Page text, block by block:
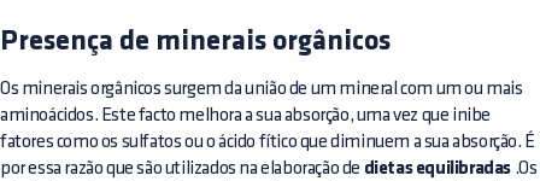
Presença de minerais orgânicos
Os minerais orgânicos surgem da união de um mineral com um ou mais
aminoácidos. Este facto melhora a sua absorção, uma vez que inibe
fatores como os sulfatos ou o ácido fítico que diminuem a sua absorção. É
por essa razão que são utilizados na elaboração de dietas equilibradas .Os